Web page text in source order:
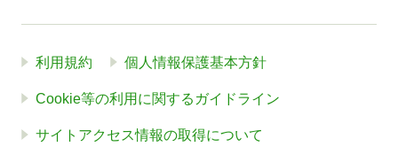
利用規約 個人情報保護基本方針
Cookie等の利用に関するガイドライン
サイトアクセス情報の取得について